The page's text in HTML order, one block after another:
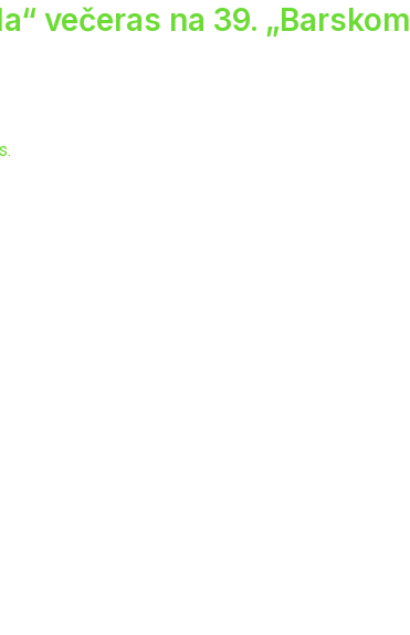
večeras na 39. „Barskom